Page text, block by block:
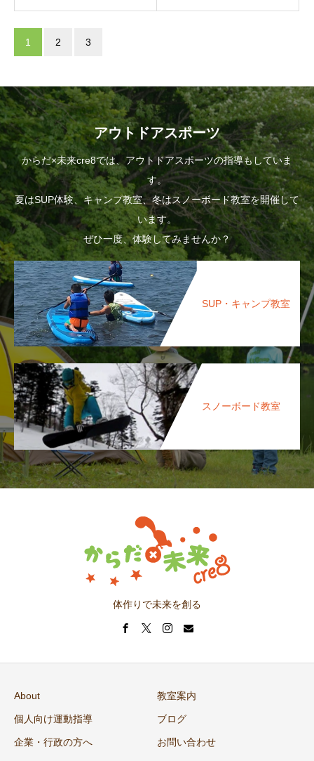
1 2 3
アウトドアスポーツ
からだ×未来cre8では、アウトドアスポーツの指導もしていま
す。
夏はSUP体験、キャンプ教室、冬はスノーボード教室を開催して
います。
ぜひ一度、体験してみませんか？
SUP・キャンプ教室
スノーボード教室
体作りで未来を創る
About 教室案内
個人向け運動指導 ブログ
企業・行政の方へ お問い合わせ